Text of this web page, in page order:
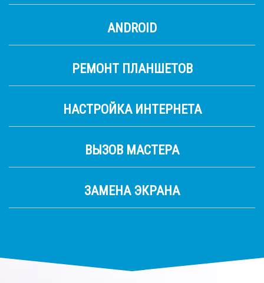
ANDROID
РЕМОНТ ПЛАНШЕТОВ
НАСТРОЙКА ИНТЕРНЕТА
ВЫЗОВ МАСТЕРА
ЗАМЕНА ЭКРАНА